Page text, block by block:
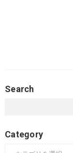
Search
Category